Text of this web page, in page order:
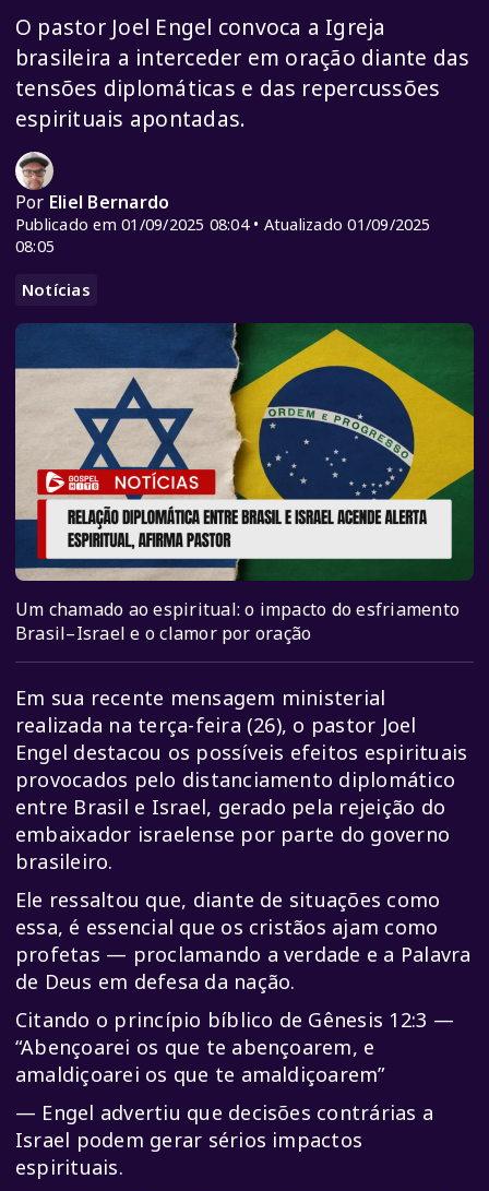
O pastor Joel Engel convoca a Igreja
brasileira a interceder em oração diante das
tensões diplomáticas e das repercussões
espirituais apontadas.
Por Eliel Bernardo
Publicado em 01/09/2025 08:04 • Atualizado 01/09/2025
08:05
Notícias
Um chamado ao espiritual: o impacto do esfriamento
Brasil–Israel e o clamor por oração
Em sua recente mensagem ministerial
realizada na terça-feira (26), o pastor Joel
Engel destacou os possíveis efeitos espirituais
provocados pelo distanciamento diplomático
entre Brasil e Israel, gerado pela rejeição do
embaixador israelense por parte do governo
brasileiro.
Ele ressaltou que, diante de situações como
essa, é essencial que os cristãos ajam como
profetas — proclamando a verdade e a Palavra
de Deus em defesa da nação.
Citando o princípio bíblico de Gênesis 12:3 —
“Abençoarei os que te abençoarem, e
amaldiçoarei os que te amaldiçoarem”
— Engel advertiu que decisões contrárias a
Israel podem gerar sérios impactos
espirituais.